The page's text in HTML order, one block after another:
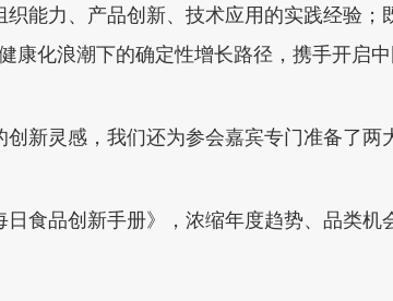
能力、产品创新、技术应用的实践经验
康化浪潮下的确定性增长路径，携手开启
新灵感，我们还为参会嘉宾专门准备了两
食品创新手册》，浓缩年度趋势、品类机